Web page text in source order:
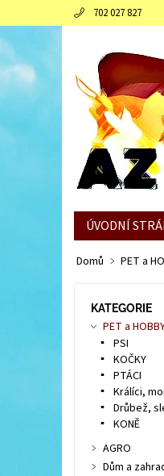
702 027 827
ÚVODNÍ
JAK
Domů PET a
KATEGORIE
PET a
PSI
KOČKY
PTÁCI
Králíci,
Drůbež,
KONĚ
AGRO
Dům a